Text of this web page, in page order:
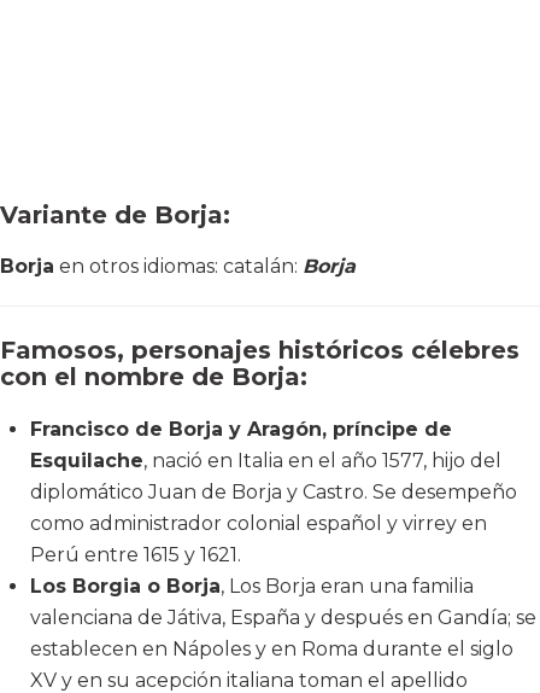
Variante de Borja:
Borja en otros idiomas: catalán: Borja
Famosos, personajes históricos célebres
con el nombre de Borja:
Francisco de Borja y Aragón, príncipe de
Esquilache, nació en Italia en el año 1577, hijo del
diplomático Juan de Borja y Castro. Se desempeño
como administrador colonial español y virrey en
Perú entre 1615 y 1621.
Los Borgia o Borja, Los Borja eran una familia
valenciana de Játiva, España y después en Gandía; se
establecen en Nápoles y en Roma durante el siglo
XV y en su acepción italiana toman el apellido